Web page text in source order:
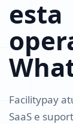
esta
Facilitypay
SaaS e